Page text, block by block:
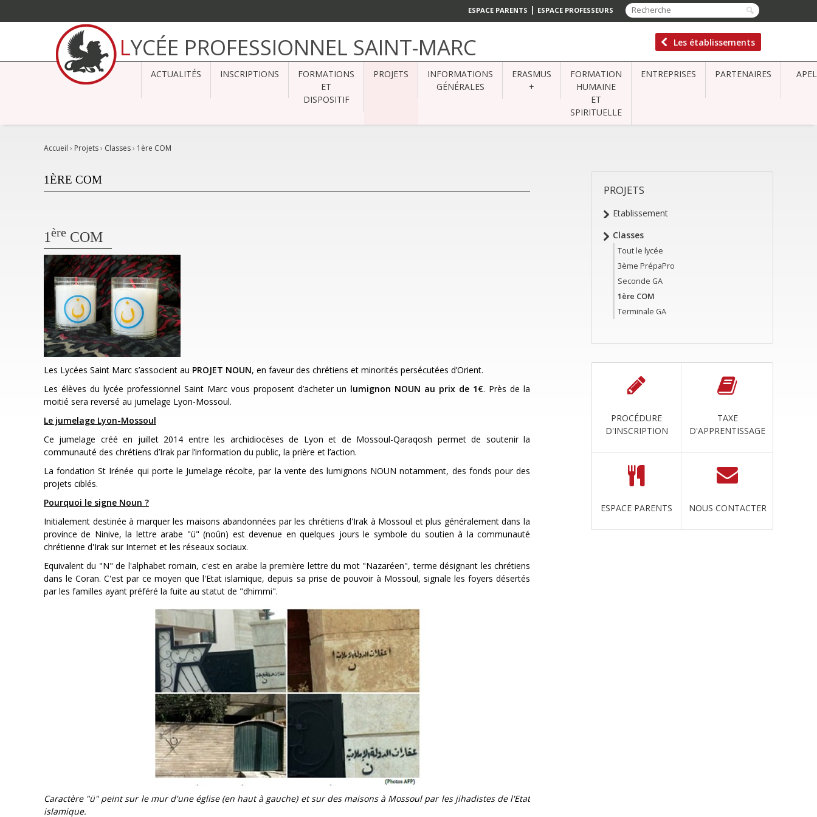
ESPACE PARENTS | ESPACE PROFESSEURS
contenu.
Aller
LYCÉE PROFESSIONNEL SAINT-MARC Les établissements
ACTUALITÉS INSCRIPTIONS
FORMATIONS
ET
DISPOSITIF
PROJETS
INFORMATIONS
GÉNÉRALES
ERASMUS
+
FORMATION
HUMAINE
ET
SPIRITUELLE
ENTREPRISES PARTENAIRES APEL
Accueil › Projets› Classes› 1ère COM
NAVIGATION
PROJETS
Etablissement
Classes
Tout le lycée
3ème PrépaPro
Seconde GA
1ère COM
Terminale GA
PROCÉDURE
D'INSCRIPTION
TAXE
D'APPRENTISSAGE
ESPACE PARENTS NOUS CONTACTER
1ÈRE COM
1ère COM
Les Lycées Saint Marc s’associent au PROJET NOUN, en faveur des chrétiens et minorités persécutées d’Orient.
Les élèves du lycée professionnel Saint Marc vous proposent d’acheter un lumignon NOUN au prix de 1€. Près de la
moitié sera reversé au jumelage Lyon-Mossoul.
Le jumelage Lyon-Mossoul
Ce jumelage créé en juillet 2014 entre les archidiocèses de Lyon et de Mossoul-Qaraqosh permet de soutenir la
communauté des chrétiens d’Irak par l’information du public, la prière et l’action.
La fondation St Irénée qui porte le Jumelage récolte, par la vente des lumignons NOUN notamment, des fonds pour des
projets ciblés.
Pourquoi le signe Noun ?
Initialement destinée à marquer les maisons abandonnées par les chrétiens d'Irak à Mossoul et plus généralement dans la
province de Ninive, la lettre arabe "ü" (noûn) est devenue en quelques jours le symbole du soutien à la communauté
chrétienne d'Irak sur Internet et les réseaux sociaux.
Equivalent du "N" de l'alphabet romain, c'est en arabe la première lettre du mot "Nazaréen", terme désignant les chrétiens
dans le Coran. C'est par ce moyen que l'Etat islamique, depuis sa prise de pouvoir à Mossoul, signale les foyers désertés
par les familles ayant préféré la fuite au statut de "dhimmi".
Caractère "ü" peint sur le mur d'une église (en haut à gauche) et sur des maisons à Mossoul par les jihadistes de l'Etat
islamique.